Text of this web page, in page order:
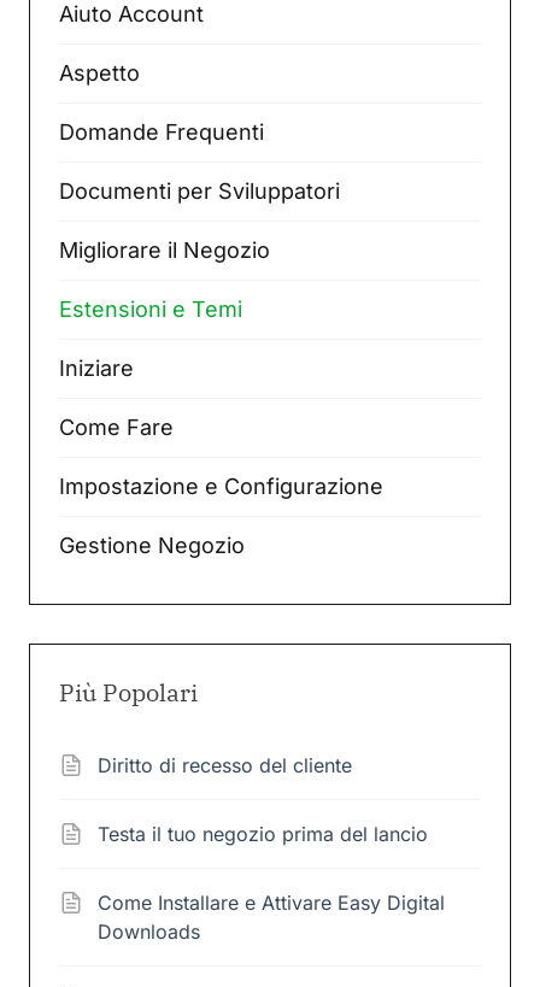
Aiuto Account
Aspetto
Domande Frequenti
Documenti per Sviluppatori
Migliorare il Negozio
Estensioni e Temi
Iniziare
Come Fare
Impostazione e Configurazione
Gestione Negozio
Più Popolari
Diritto di recesso del cliente
Testa il tuo negozio prima del lancio
Come Installare e Attivare Easy Digital
Downloads